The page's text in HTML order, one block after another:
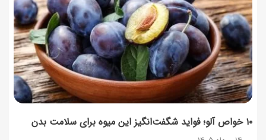
۱۰ خواص آلو؛ فواید شگفت‌انگیز این میوه برای سلامت بدن